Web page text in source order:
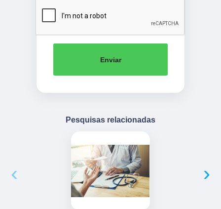
Enviar
Pesquisas relacionadas
‹ ›